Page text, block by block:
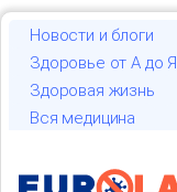
Новости и блоги
Здоровье от А до Я
Здоровая жизнь
Вся медицина